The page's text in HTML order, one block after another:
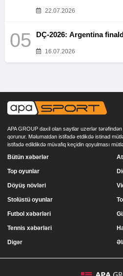
22.07.2026
05 DÇ-2026: Argentina
16.07.2026
APA GROUP daxil olan saytlar uzerlər
qorunur. Məlumatdan istifadə etdikdə istinad
istifadə edildikdə müvafiq keçidin qoyulması
Bütün xəbərlər
Top oyunlar
Döyüş növləri
Stolüstü oyunlar
Futbol xəbərləri
Tennis xəbərləri
Digər